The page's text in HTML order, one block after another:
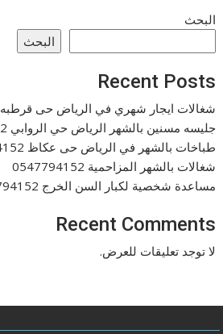
البحث
البحث
Recent Posts
شغالات ايجار شهري في الرياض حى قرطبه 0547794152
جليسه مسنين بالشهر الرياض حي الروابي 0547794152
طباخات بالشهر في الرياض حى عكاظ 0547794152
شغالات بالشهر المزاحمية 0547794152
مساعدة شخصية لكبار السن الخرج 0547794152
Recent Comments
لا توجد تعليقات للعرض.